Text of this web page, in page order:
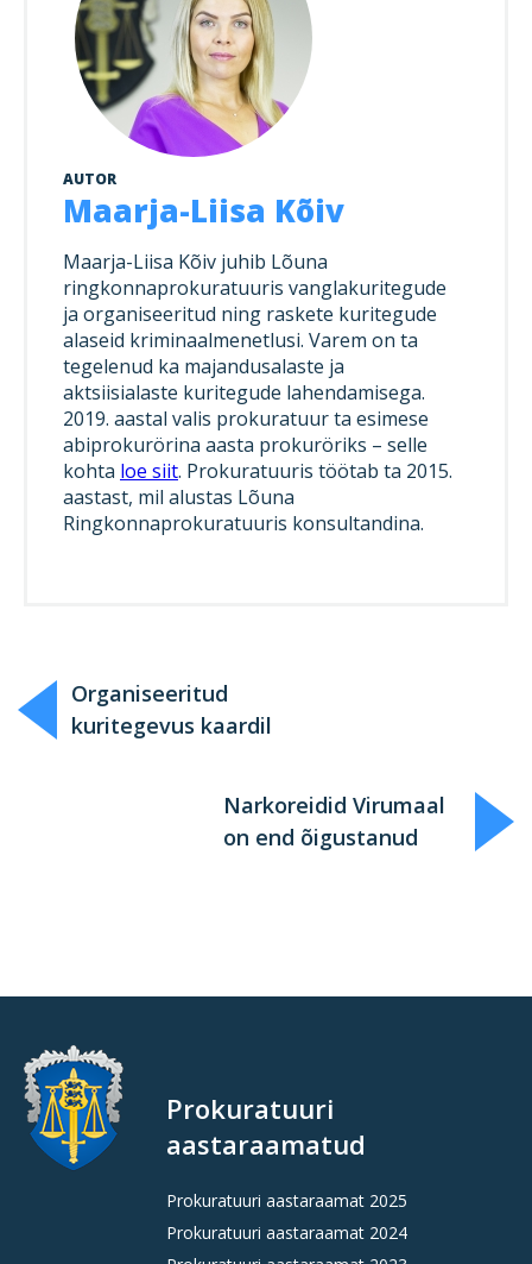
AUTOR
Maarja-Liisa Kõiv
Maarja-Liisa Kõiv juhib Lõuna
ringkonnaprokuratuuris vanglakuritegude
ja organiseeritud ning raskete kuritegude
alaseid kriminaalmenetlusi. Varem on ta
tegelenud ka majandusalaste ja
aktsiisialaste kuritegude lahendamisega.
2019. aastal valis prokuratuur ta esimese
abiprokurörina aasta prokuröriks – selle
kohta loe siit. Prokuratuuris töötab ta 2015.
aastast, mil alustas Lõuna
Ringkonnaprokuratuuris konsultandina.
Organiseeritud
kuritegevus kaardil
Narkoreidid Virumaal
on end õigustanud
Prokuratuuri
aastaraamatud
Prokuratuuri aastaraamat 2025
Prokuratuuri aastaraamat 2024